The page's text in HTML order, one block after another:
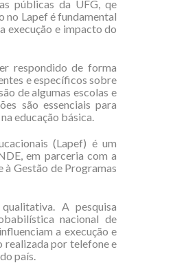
públicas da UFG, qe
no Lapef é fundamental
execução e impacto do
respondido de forma
e específicos sobre
de algumas escolas e
são essenciais para
educação básica.
(Lapef) é um
em parceria com a
Gestão de Programas
A pesquisa
nacional de
a execução e
realizada por telefone e
país.